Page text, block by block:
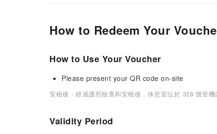
How to Redeem Your
How to Use Your Voucher
Please present your QR code on-site
安檢後 - 經過護照檢查和安檢後，休息室位於 328 號登機
Validity Period